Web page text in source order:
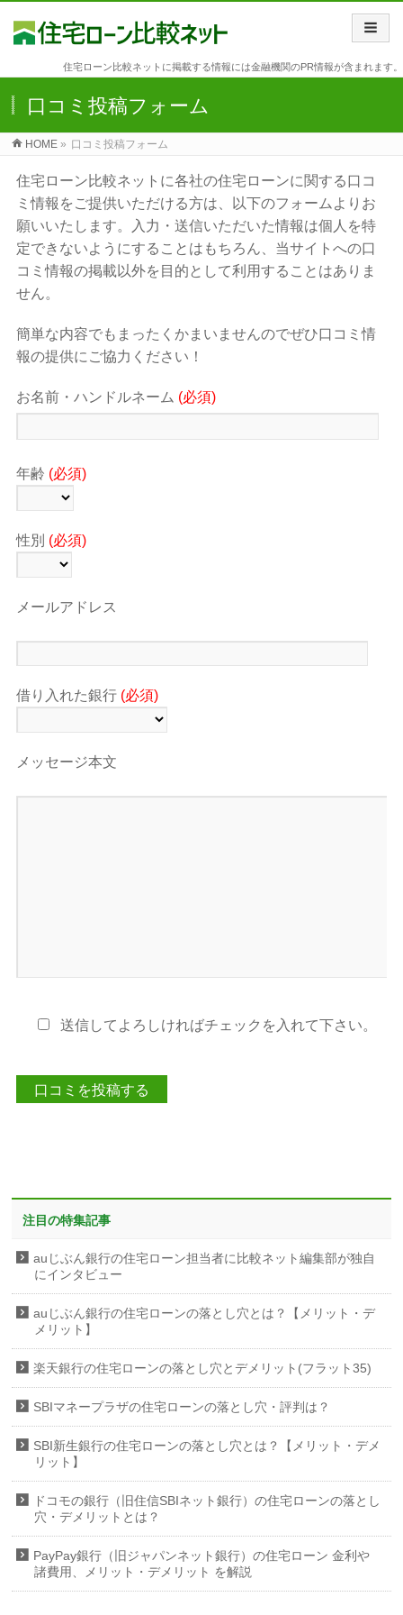
住宅ローン比較ネットに掲載する情報には金融機関のPR情報が含まれます。
口コミ投稿フォーム
HOME » 口コミ投稿フォーム
住宅ローン比較ネットに各社の住宅ローンに関する口コ
ミ情報をご提供いただける方は、以下のフォームよりお
願いいたします。入力・送信いただいた情報は個人を特
定できないようにすることはもちろん、当サイトへの口
コミ情報の掲載以外を目的として利用することはありま
せん。
簡単な内容でもまったくかまいませんのでぜひ口コミ情
報の提供にご協力ください！
お名前・ハンドルネーム (必須)
年齢 (必須)
性別 (必須)
メールアドレス
借り入れた銀行 (必須)
メッセージ本文
送信してよろしければチェックを入れて下さい。
注目の特集記事
auじぶん銀行の住宅ローン担当者に比較ネット編集部が独自
にインタビュー
auじぶん銀行の住宅ローンの落とし穴とは？【メリット・デ
メリット】
楽天銀行の住宅ローンの落とし穴とデメリット(フラット35)
SBIマネープラザの住宅ローンの落とし穴・評判は？
SBI新生銀行の住宅ローンの落とし穴とは？【メリット・デメ
リット】
ドコモの銀行（旧住信SBIネット銀行）の住宅ローンの落とし
穴・デメリットとは？
PayPay銀行（旧ジャパンネット銀行）の住宅ローン 金利や
諸費用、メリット・デメリット を解説